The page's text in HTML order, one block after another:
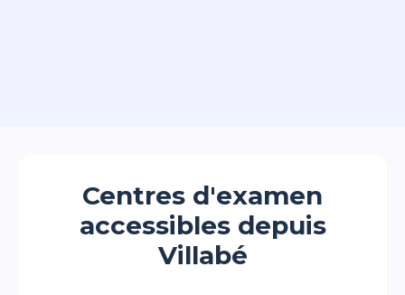
Centres d'examen
accessibles depuis
Villabé